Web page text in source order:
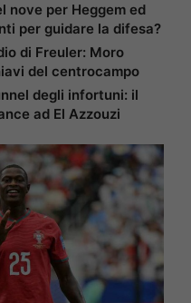
nove per Heggem ed
per guidare la difesa?
di Freuler: Moro
del centrocampo
degli infortuni: il
ad El Azzouzi